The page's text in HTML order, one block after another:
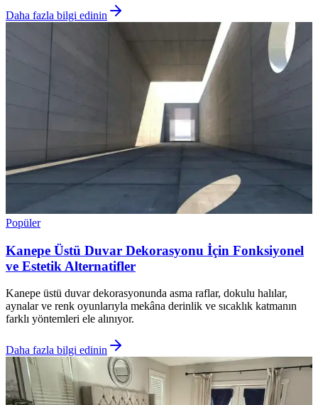
Daha fazla bilgi edinin
Popüler
Kanepe Üstü Duvar Dekorasyonu İçin Fonksiyonel
ve Estetik Alternatifler
Kanepe üstü duvar dekorasyonunda asma raflar, dokulu halılar,
aynalar ve renk oyunlarıyla mekâna derinlik ve sıcaklık katmanın
farklı yöntemleri ele alınıyor.
Daha fazla bilgi edinin